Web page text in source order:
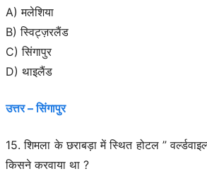
A) मलेशिया
B) स्विट्ज़रलैंड
C) सिंगापुर
D) थाइलैंड
उत्तर – सिंगापुर
15. शिमला के छराबड़ा में स्थित होटल ”
किसने करवाया था ?